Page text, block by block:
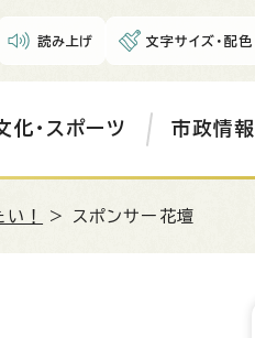
読み上げ 文字サイズ・配色
化・スポーツ 市政情報
！ > スポンサー花壇